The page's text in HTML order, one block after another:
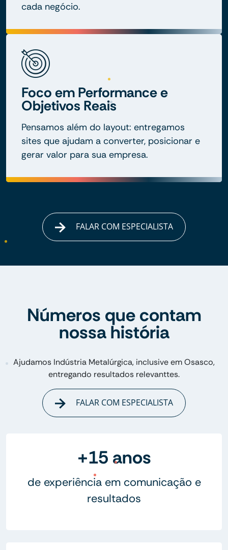
cada negócio.
Foco em Performance e
Objetivos Reais
Pensamos além do layout: entregamos
sites que ajudam a converter, posicionar e
gerar valor para sua empresa.
FALAR COM ESPECIALISTA
Números que contam
nossa história
Ajudamos Indústria Metalúrgica, inclusive em Osasco,
entregando resultados relevanttes.
FALAR COM ESPECIALISTA
+15 anos
de experiência em comunicação e
resultados